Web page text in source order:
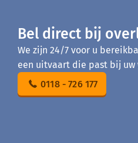
Bel direct bij
We zijn 24/7 voor u
een uitvaart die past bij uw
0118 - 726 177